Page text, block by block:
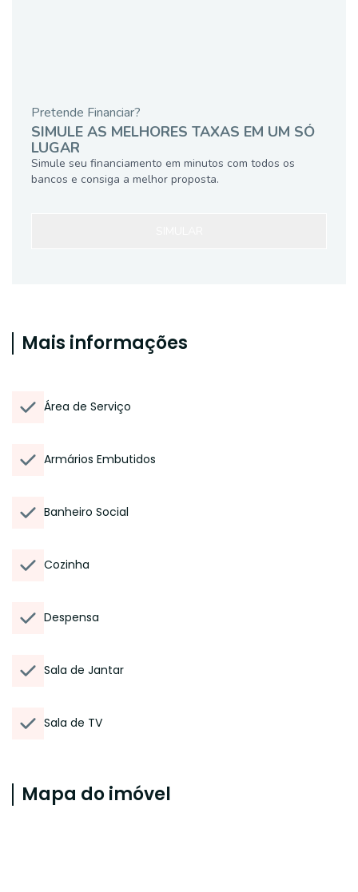
Pretende Financiar?
SIMULE AS MELHORES TAXAS EM UM SÓ
LUGAR
Simule seu financiamento em minutos com todos os
bancos e consiga a melhor proposta.
Mais informações
Área de Serviço
Armários Embutidos
Banheiro Social
Cozinha
Despensa
Sala de Jantar
Sala de TV
Mapa do imóvel